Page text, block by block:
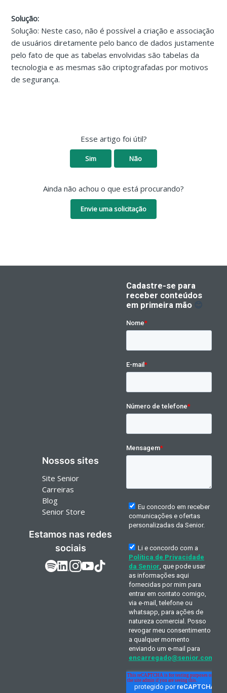
Solução:
Solução: Neste caso, não é possível a criação e associação
de usuários diretamente pelo banco de dados justamente
pelo fato de que as tabelas envolvidas são tabelas da
tecnologia e as mesmas são criptografadas por motivos
de segurança.
Esse artigo foi útil?
Sim Não
Ainda não achou o que está procurando?
Envie uma solicitação
Nossos sites
Site Senior
Carreiras
Blog
Senior Store
Estamos nas redes
sociais